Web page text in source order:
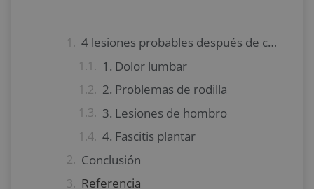
4 lesiones probables después de cumplir 40 años
1. Dolor lumbar
2. Problemas de rodilla
3. Lesiones de hombro
4. Fascitis plantar
Conclusión
Referencia